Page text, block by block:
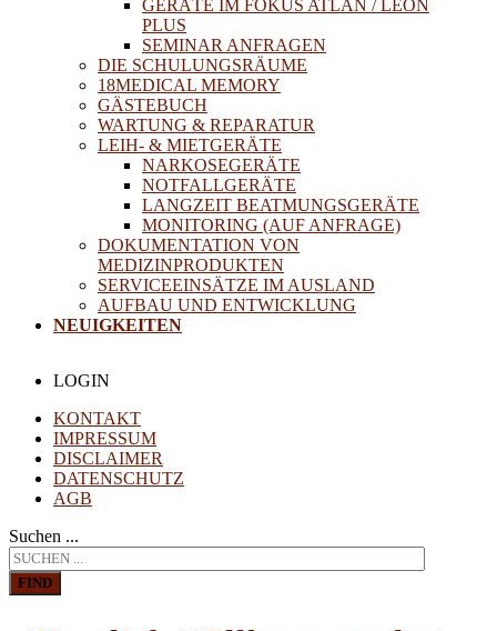
GERÄTE IM FOKUS ATLAN / LEON
PLUS
SEMINAR ANFRAGEN
DIE SCHULUNGSRÄUME
18MEDICAL MEMORY
GÄSTEBUCH
WARTUNG & REPARATUR
LEIH- & MIETGERÄTE
NARKOSEGERÄTE
NOTFALLGERÄTE
LANGZEIT BEATMUNGSGERÄTE
MONITORING (AUF ANFRAGE)
DOKUMENTATION VON
MEDIZINPRODUKTEN
SERVICEEINSÄTZE IM AUSLAND
AUFBAU UND ENTWICKLUNG
NEUIGKEITEN
LOGIN
KONTAKT
IMPRESSUM
DISCLAIMER
DATENSCHUTZ
AGB
Suchen ...
FIND